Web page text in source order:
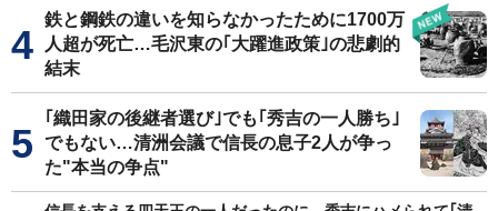
鉄と鋼鉄の違いを知らなかったために1700万
人超が死亡…毛沢東の｢大躍進政策｣の悲劇的
結末
｢織田家の後継者選び｣でも｢秀吉の一人勝ち｣
でもない…清洲会議で信長の息子2人が争っ
た"本当の争点"